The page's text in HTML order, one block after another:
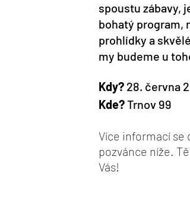
spoustu zábavy,
bohatý program,
prohlídky a
my budeme u
Kdy? 28. června
Kde? Trnov 99
Více informací se
pozvánce níže.
Vás!